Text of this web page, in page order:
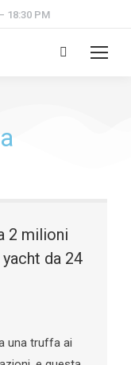
18:30 PM
2 milioni
da 24
una truffa ai